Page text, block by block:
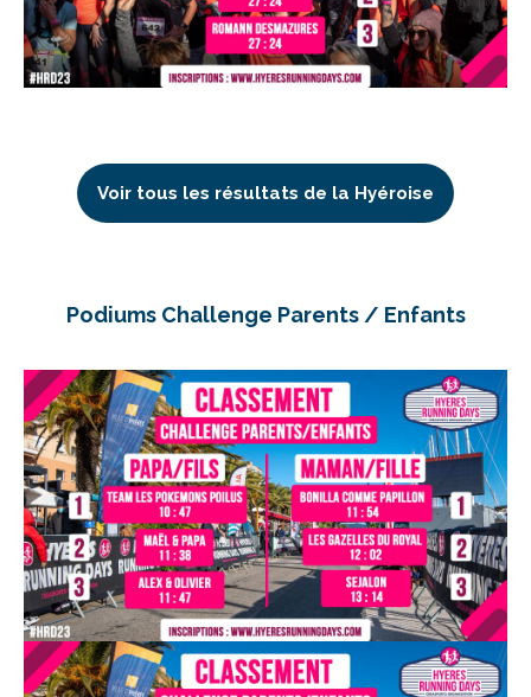
Voir tous les résultats de la Hyéroise
Podiums Challenge Parents / Enfants